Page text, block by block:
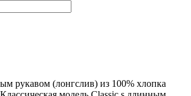
рукавом (лонгслив) из 100% хлопка